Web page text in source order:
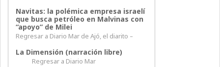
Navitas: la polémica empresa israelí
que busca petróleo en Malvinas con
“apoyo” de Milei
Regresar a Diario Mar de Ajó, el diarito –
La Dimensión (narración libre)
Regresar a Diario Mar